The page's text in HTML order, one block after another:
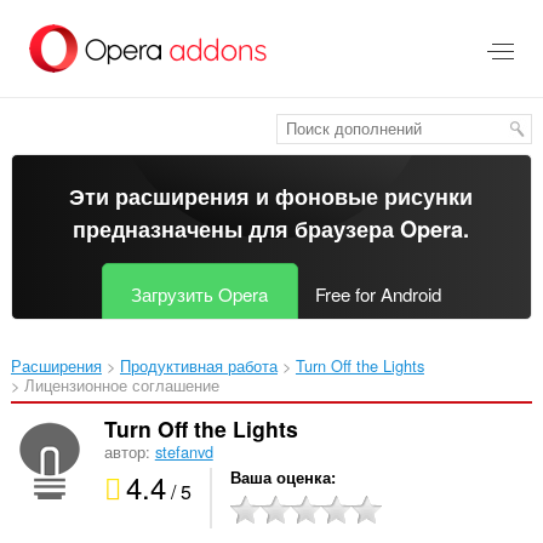
перейти
Эти расширения и фоновые рисунки
предназначены длябраузера Opera.
Загрузить Opera Free for Android
Расширения Продуктивная работа
Turn Off the Lights‎
Лицензионное соглашение
Turn Off the Lights
автор: stefanvd
4.4/ 5 Ваша оценка